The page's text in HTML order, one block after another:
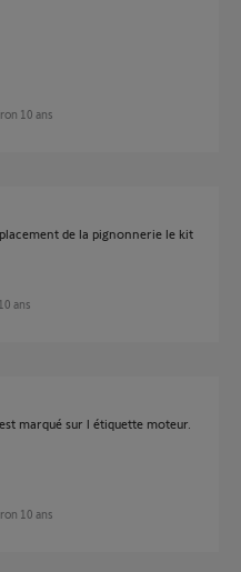
10 ans
de la pignonnerie le kit
ans
marqué sur l étiquette moteur.
10 ans